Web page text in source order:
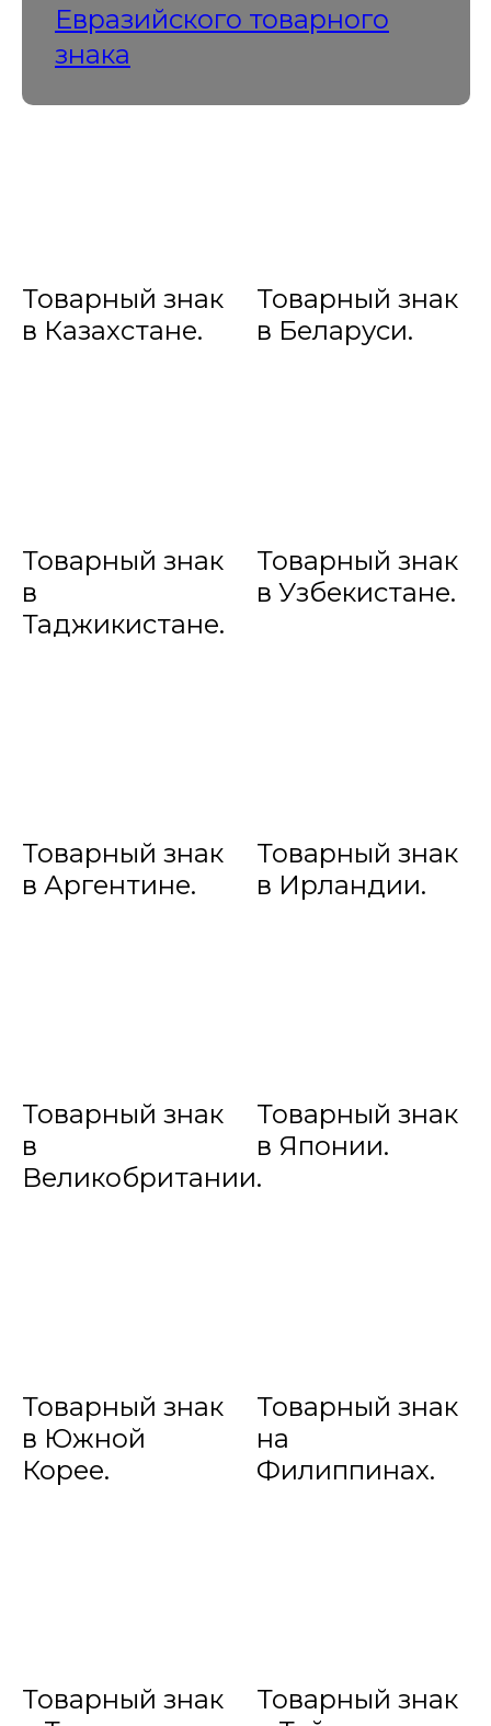
Евразийского товарного
знака
Товарный знак
в Казахстане.
Товарный знак
в Беларуси.
Товарный знак
в
Таджикистане.
Товарный знак
в Узбекистане.
Товарный знак
в Аргентине.
Товарный знак
в Ирландии.
Товарный знак
в
Великобритании.
Товарный знак
в Японии.
Товарный знак
в Южной
Корее.
Товарный знак
на
Филиппинах.
Товарный знак
Товарный знак